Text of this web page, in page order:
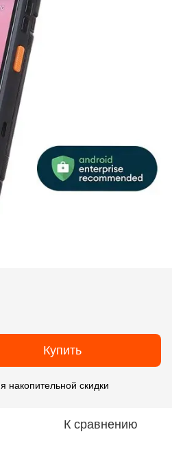
Купить
накопительной скидки
К сравнению